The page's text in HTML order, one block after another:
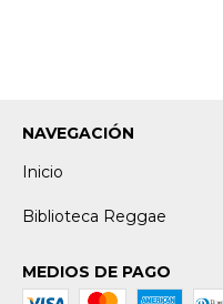
NAVEGACIÓN
Inicio
Biblioteca Reggae
MEDIOS DE PAGO